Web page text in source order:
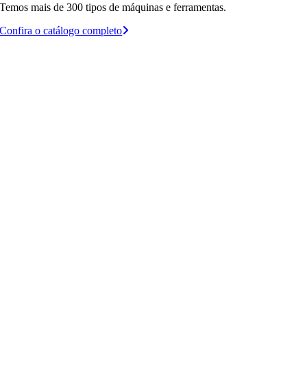
Temos mais de 300 tipos de máquinas e ferramentas.
Confira o catálogo completo